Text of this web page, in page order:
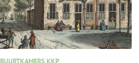
BUURTKAMERS KKP